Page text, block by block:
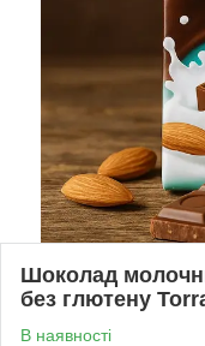
Шоколад
без глютену
В наявності